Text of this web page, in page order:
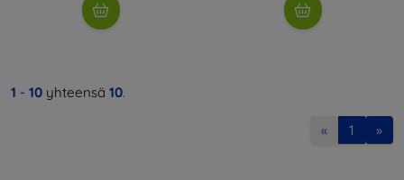
1 - 10 yhteensä 10.
« 1 »